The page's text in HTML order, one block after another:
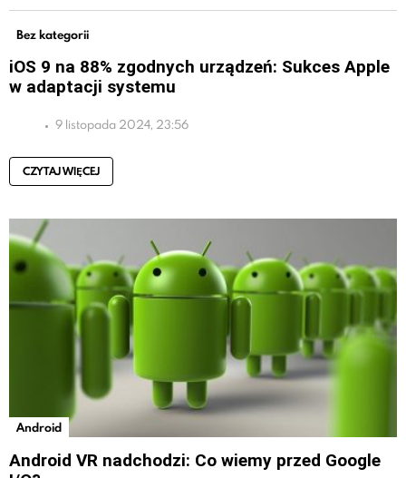
Bez kategorii
iOS 9 na 88% zgodnych urządzeń: Sukces Apple
w adaptacji systemu
9 listopada 2024, 23:56
CZYTAJ WIĘCEJ
Android
Android VR nadchodzi: Co wiemy przed Google